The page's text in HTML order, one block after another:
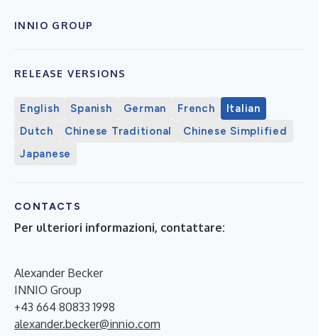
INNIO GROUP
RELEASE VERSIONS
English Spanish German French
Italian
Dutch
Chinese Traditional
Chinese Simplified
Japanese
CONTACTS
Per ulteriori informazioni, contattare:
Alexander Becker
INNIO Group
+43 664 80833 1998
alexander.becker@innio.com